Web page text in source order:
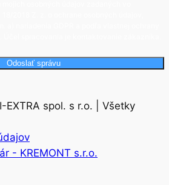
Odoslať správu
spol. s r.o. | Všetky
- KREMONT s.r.o.